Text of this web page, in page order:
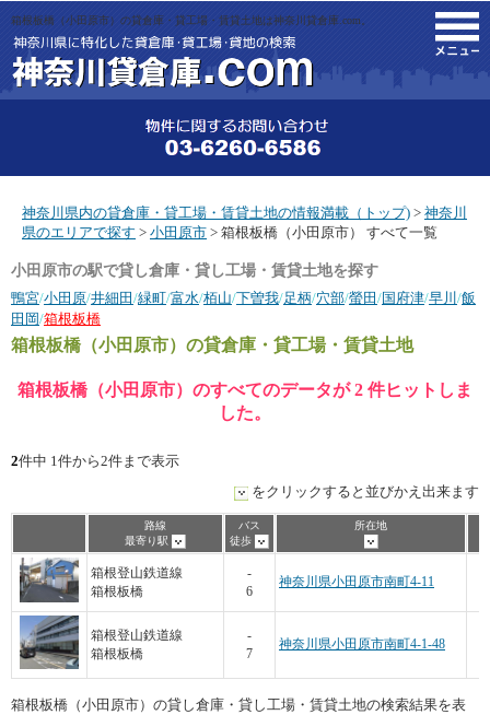
箱根板橋（小田原市）の貸倉庫・貸工場・賃貸土地は神奈川貸倉庫.com。
神奈川県内の貸倉庫・貸工場・賃貸土地の情報満載（トップ) > 神奈川
県のエリアで探す > 小田原市 > 箱根板橋（小田原市） すべて一覧
小田原市の駅で貸し倉庫・貸し工場・賃貸土地を探す
鴨宮/小田原/井細田 /緑町/富水/栢山/下曽我/足柄/穴部/螢田 /国府津/早川 /飯
田岡/箱根板橋
箱根板橋（小田原市） の貸倉庫・貸工場・賃貸土地
箱根板橋（小田原市）のすべてのデータが 2 件ヒットしま
した。
2件中 1件から2件まで表示
をクリックすると並びかえ出来ます
路線
最寄り駅
バス
徒歩
所在地
箱根登山鉄道線
箱根板橋
-
6
神奈川県小田原市南町4-11
箱根登山鉄道線
箱根板橋
-
7
神奈川県小田原市南町4-1-48
箱根板橋（小田原市）の貸し倉庫・貸し工場・賃貸土地の検索結果を表